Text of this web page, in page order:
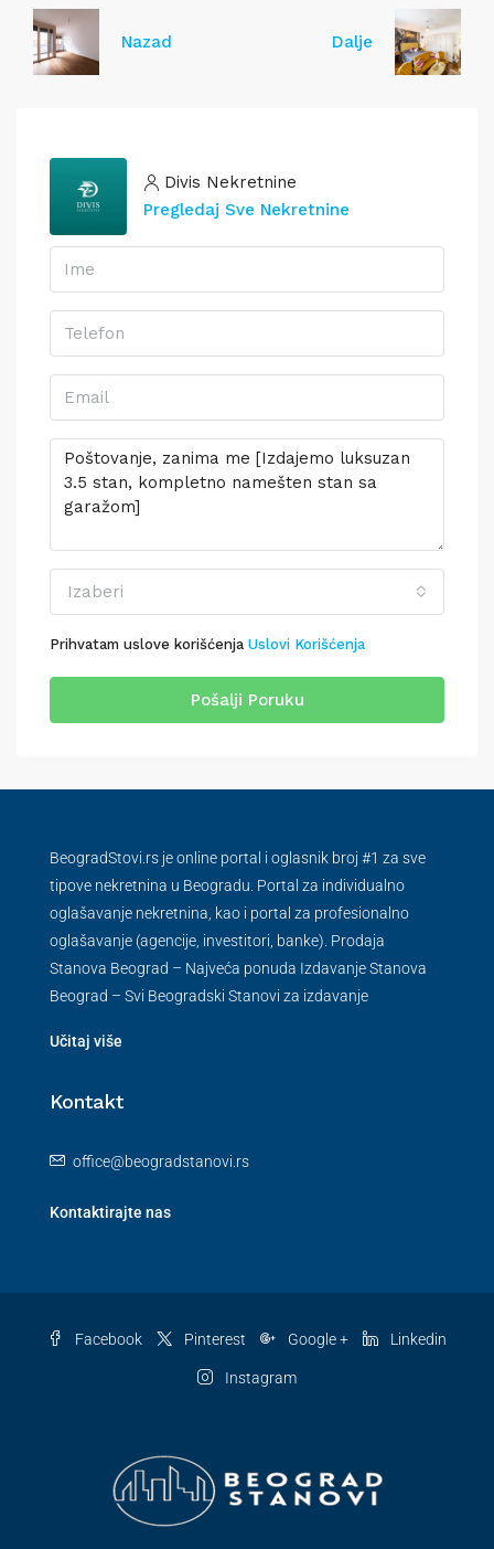
Nazad Dalje
Divis Nekretnine
Pregledaj Sve Nekretnine
Izaberi
Prihvatam uslove korišćenja Uslovi Korišćenja
Pošalji Poruku
BeogradStovi.rs je online portal i oglasnik broj #1 za sve
tipove nekretnina u Beogradu. Portal za individualno
oglašavanje nekretnina, kao i portal za profesionalno
oglašavanje (agencije, investitori, banke). Prodaja
Stanova Beograd – Najveća ponuda Izdavanje Stanova
Beograd – Svi Beogradski Stanovi za izdavanje
Učitaj više
Kontakt
office@beogradstanovi.rs
Kontaktirajte nas
Facebook Pinterest Google + Linkedin
Instagram